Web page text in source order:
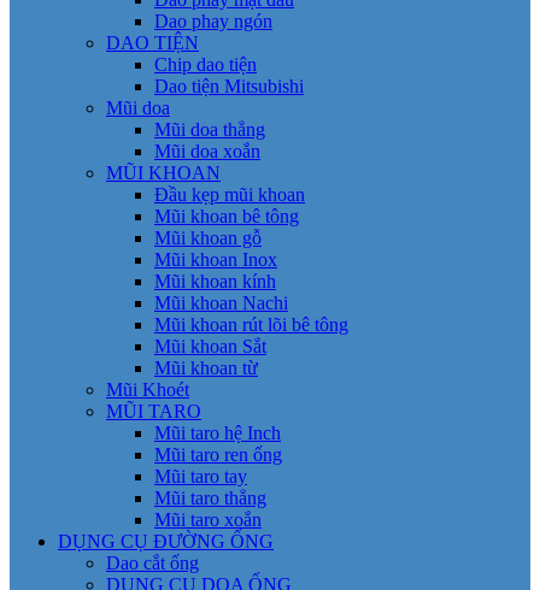
Dao phay ngón
DAO TIỆN
Chip dao tiện
Dao tiện Mitsubishi
Mũi doa
Mũi doa thẳng
Mũi doa xoắn
MŨI KHOAN
Đầu kẹp mũi khoan
Mũi khoan bê tông
Mũi khoan gỗ
Mũi khoan Inox
Mũi khoan kính
Mũi khoan Nachi
Mũi khoan rút lõi bê tông
Mũi khoan Sắt
Mũi khoan từ
Mũi Khoét
MŨI TARO
Mũi taro hệ Inch
Mũi taro ren ống
Mũi taro tay
Mũi taro thẳng
Mũi taro xoắn
DỤNG CỤ ĐƯỜNG ỐNG
Dao cắt ống
DỤNG CỤ DOA ỐNG